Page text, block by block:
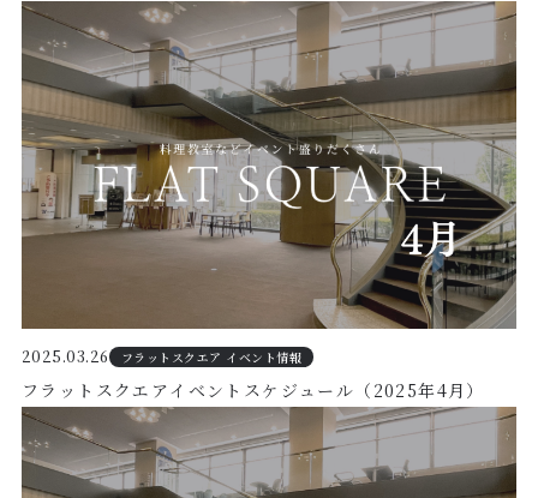
2025.03.26 フラットスクエア イベント情報
フラットスクエアイベントスケジュール（2025年4月）